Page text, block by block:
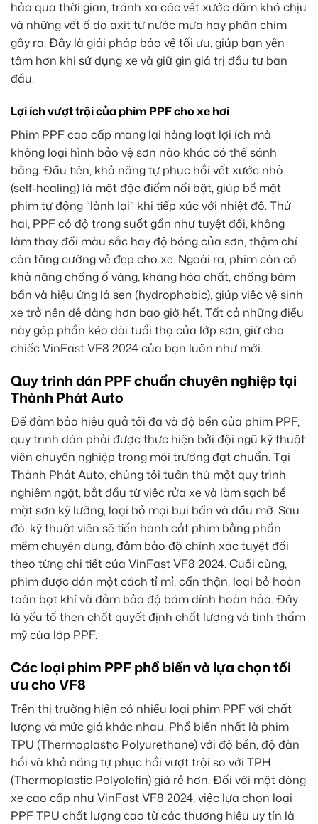
hảo qua thời gian, tránh xa các vết xước dăm khó chịu
và những vết ố do axit từ nước mưa hay phân chim
gây ra. Đây là giải pháp bảo vệ tối ưu, giúp bạn yên
tâm hơn khi sử dụng xe và giữ gìn giá trị đầu tư ban
đầu.
Lợi ích vượt trội của phim PPF cho xe hơi
Phim PPF cao cấp mang lại hàng loạt lợi ích mà
không loại hình bảo vệ sơn nào khác có thể sánh
bằng. Đầu tiên, khả năng tự phục hồi vết xước nhỏ
(self-healing) là một đặc điểm nổi bật, giúp bề mặt
phim tự động “lành lại” khi tiếp xúc với nhiệt độ. Thứ
hai, PPF có độ trong suốt gần như tuyệt đối, không
làm thay đổi màu sắc hay độ bóng của sơn, thậm chí
còn tăng cường vẻ đẹp cho xe. Ngoài ra, phim còn có
khả năng chống ố vàng, kháng hóa chất, chống bám
bẩn và hiệu ứng lá sen (hydrophobic), giúp việc vệ sinh
xe trở nên dễ dàng hơn bao giờ hết. Tất cả những điều
này góp phần kéo dài tuổi thọ của lớp sơn, giữ cho
chiếc VinFast VF8 2024 của bạn luôn như mới.
Quy trình dán PPF chuẩn chuyên nghiệp tại
Thành Phát Auto
Để đảm bảo hiệu quả tối đa và độ bền của phim PPF,
quy trình dán phải được thực hiện bởi đội ngũ kỹ thuật
viên chuyên nghiệp trong môi trường đạt chuẩn. Tại
Thành Phát Auto, chúng tôi tuân thủ một quy trình
nghiêm ngặt, bắt đầu từ việc rửa xe và làm sạch bề
mặt sơn kỹ lưỡng, loại bỏ mọi bụi bẩn và dầu mỡ. Sau
đó, kỹ thuật viên sẽ tiến hành cắt phim bằng phần
mềm chuyên dụng, đảm bảo độ chính xác tuyệt đối
theo từng chi tiết của VinFast VF8 2024. Cuối cùng,
phim được dán một cách tỉ mỉ, cẩn thận, loại bỏ hoàn
toàn bọt khí và đảm bảo độ bám dính hoàn hảo. Đây
là yếu tố then chốt quyết định chất lượng và tính thẩm
mỹ của lớp PPF.
Các loại phim PPF phổ biến và lựa chọn tối
ưu cho VF8
Trên thị trường hiện có nhiều loại phim PPF với chất
lượng và mức giá khác nhau. Phổ biến nhất là phim
TPU (Thermoplastic Polyurethane) với độ bền, độ đàn
hồi và khả năng tự phục hồi vượt trội so với TPH
(Thermoplastic Polyolefin) giá rẻ hơn. Đối với một dòng
xe cao cấp như VinFast VF8 2024, việc lựa chọn loại
PPF TPU chất lượng cao từ các thương hiệu uy tín là